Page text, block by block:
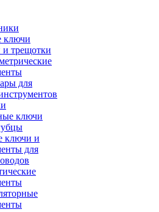
ключи
и трещотки
для
ключи
ключи и
для